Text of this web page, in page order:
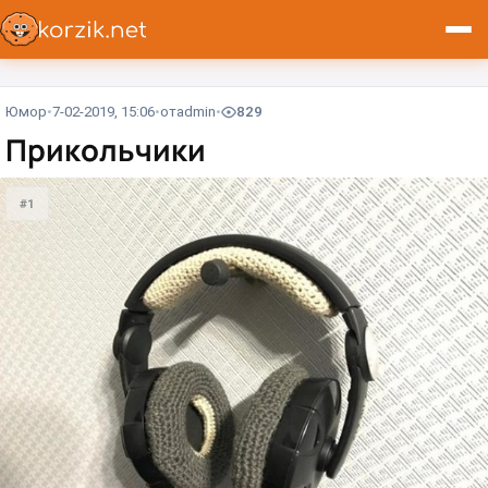
Юмор 7-02-2019, 15:06 отadmin 829
Прикольчики
#1